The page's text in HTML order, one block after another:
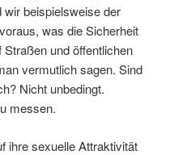
beispielsweise der
was die Sicherheit
und öffentlichen
vermutlich sagen. Sind
Nicht unbedingt.
messen.
ihre sexuelle Attraktivität